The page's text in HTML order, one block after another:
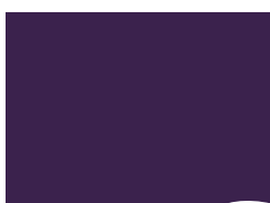
où